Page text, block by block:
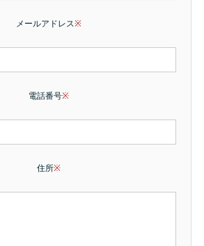
メールアドレス※
電話番号※
住所※